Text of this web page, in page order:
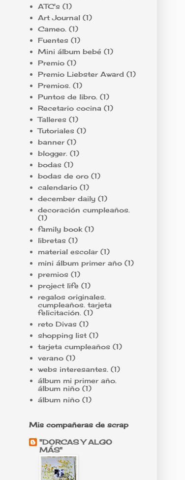
ATC's (1)
Art Journal (1)
Cameo. (1)
Fuentes (1)
Mini álbum bebé (1)
Premio (1)
Premio Liebster Award (1)
Premios. (1)
Puntos de libro. (1)
Recetario cocina (1)
Talleres (1)
Tutoriales (1)
banner (1)
blogger. (1)
bodas (1)
bodas de oro (1)
calendario (1)
december daily (1)
decoración cumpleaños.
(1)
family book (1)
libretas (1)
material escolar (1)
mini álbum primer año (1)
premios (1)
project life (1)
regalos originales.
cumpleaños. tarjeta
felicitación. (1)
reto Divas (1)
shopping list (1)
tarjeta cumpleaños (1)
verano (1)
webs interesantes. (1)
álbum mi primer año.
álbum niño (1)
álbum niño (1)
Mis compañeras de scrap
"DORCAS Y ALGO
MÁS"